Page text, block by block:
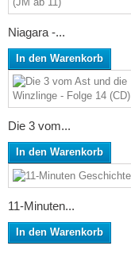
Niagara -...
In den Warenkorb
Die 3 vom...
In den Warenkorb
11-Minuten...
In den Warenkorb